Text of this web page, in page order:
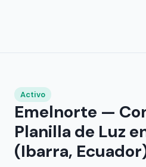
Activo
Emelnorte —
Planilla de Luz
(Ibarra,